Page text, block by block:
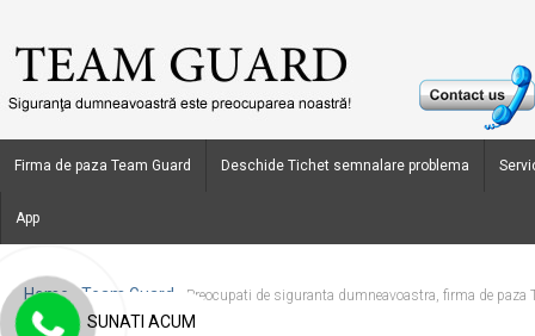
Firma de paza Team Guard Deschide Tichet semnalare problema
App
Home Team Guard Preocupati de siguranta dumneavoastra, firma de paza
SUNATI ACUM